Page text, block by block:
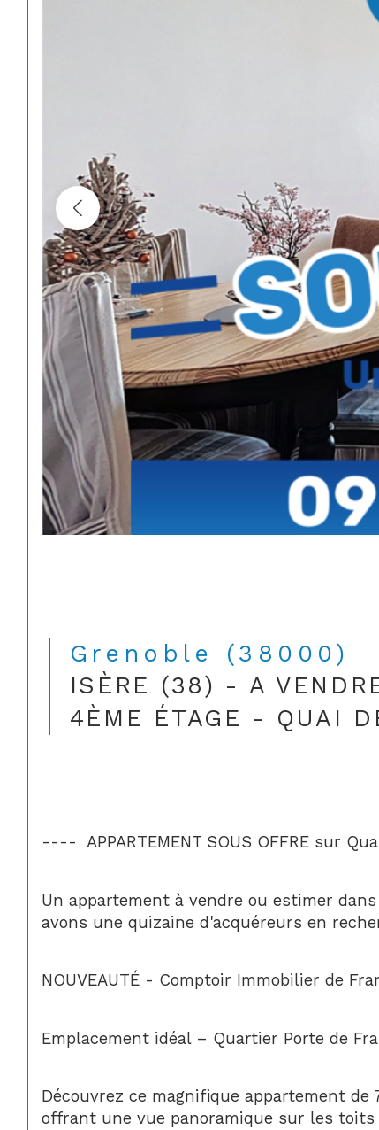
Grenoble (38000)
ISÈRE (38) - A
4ÈME ÉTAGE - QUAI
----  APPARTEMENT SOUS OFFRE sur
Un appartement à vendre ou estimer
avons une quizaine d'acquéreurs en
NOUVEAUTÉ - Comptoir Immobilier de
Emplacement idéal – Quartier Porte de
Découvrez ce magnifique appartement
offrant une vue panoramique sur les toits